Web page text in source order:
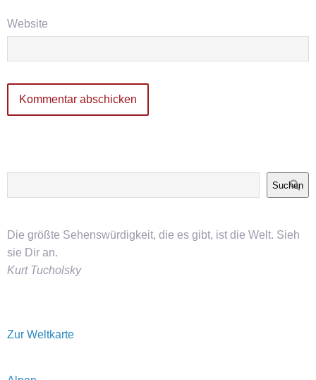
Website
Suchen
Die größte Sehenswürdigkeit, die es gibt, ist die Welt. Sieh
sie Dir an.
Kurt Tucholsky
Zur Weltkarte